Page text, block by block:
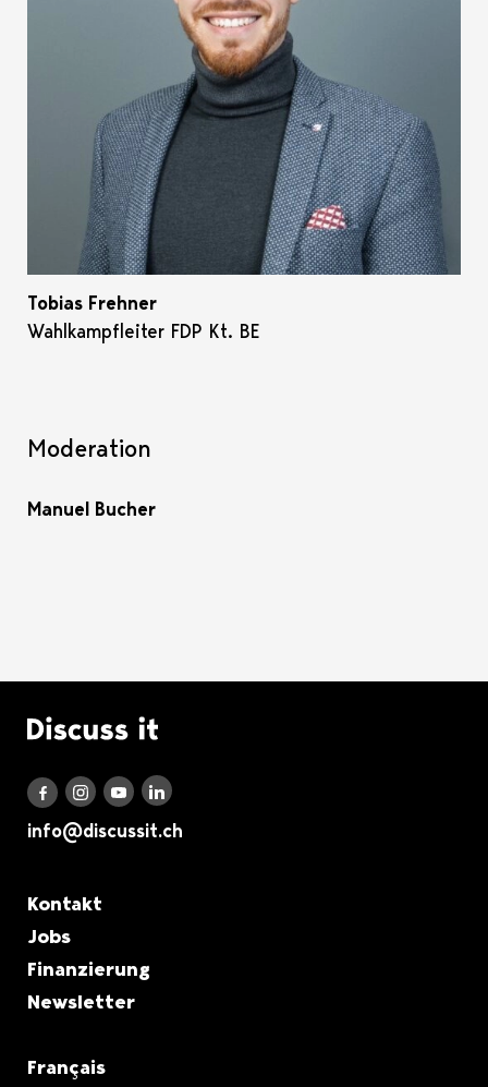
Tobias Frehner
Wahlkampfleiter FDP Kt. BE
Moderation
Manuel Bucher
Logo Discuss it
Discuss it auf Facebook
Discuss it auf Instagram
Discuss it auf Youtube
Discuss it auf LinkedIn
info@discussit.ch
Metanavigation
Kontakt
Jobs
Finanzierung
Newsletter
Français